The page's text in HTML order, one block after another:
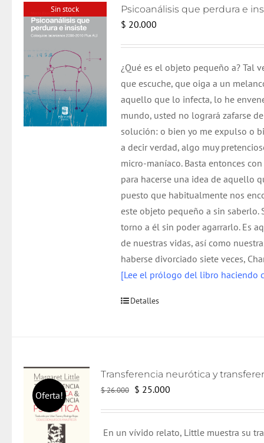
Sin stock
$ 20.000
¿Qué es el objeto pequeño a? Tal
que escuche, que oiga a un
aquello que lo infecta, lo he
mundo, usted no logrará zafarse
solución: o bien yo me expulso o
a decir verdad, algo muy
micro-maníaco. Basta entonces
para hacerse una idea de aquello
puesto que habitualmente nos
este objeto pequeño a sin saberlo.
torno a él sin poder agarrarlo. Es
de nuestras vidas, así como
haberse divorciado siete veces,
[Lee el prólogo del libro haciendo
Detalles
Oferta! $26.000 El
era:
$ 25.000El
es:
En un vívido relato, Little muestra su